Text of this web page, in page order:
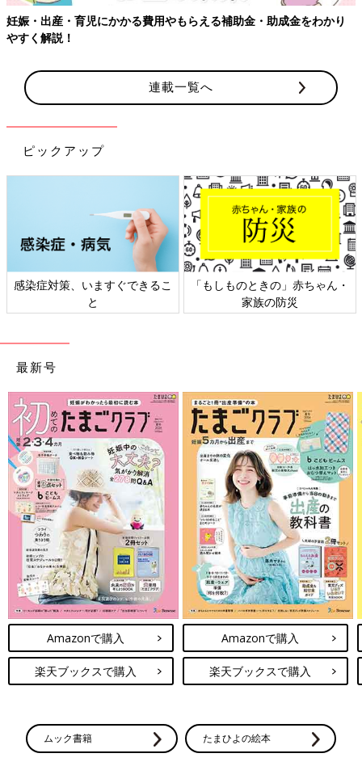
【ワクチン接種できるものも】妊婦の感染症対策、知っておいて！
連載一覧へ
ピックアップ
日本外来小児科学会リーフレッ
ト検討会
六星占術 細木かおりさんの人生
相談
最新号
Amazonで購入
楽天ブックスで購入
Amazonで購入
楽天ブックスで購入
ムック書籍 たまひよの絵本